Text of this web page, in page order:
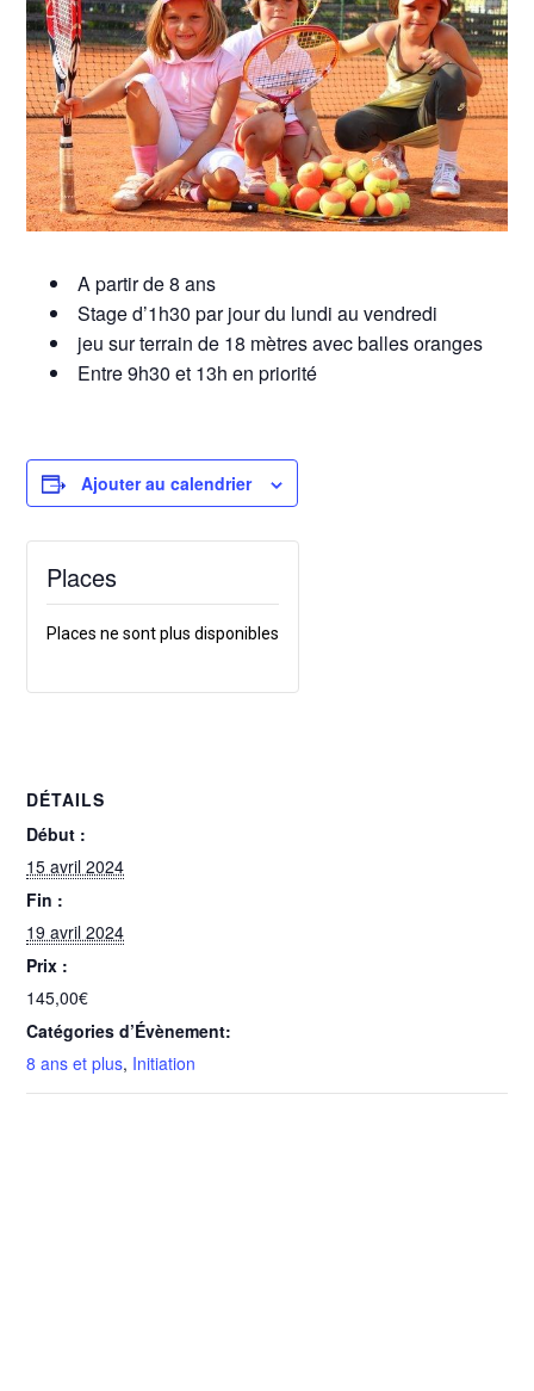
A partir de 8 ans
Stage d’1h30 par jour du lundi au vendredi
jeu sur terrain de 18 mètres avec balles oranges
Entre 9h30 et 13h en priorité
Ajouter au calendrier
DÉTAILS
Début :
15 avril 2024
Fin :
19 avril 2024
Prix :
145,00€
Catégories d’Évènement:
8 ans et plus, Initiation
Places
Places ne sont plus disponibles